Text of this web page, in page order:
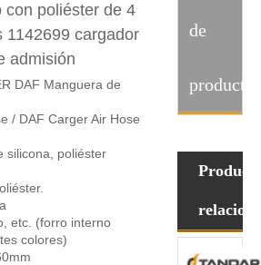
con poliéster de 4
1142699 cargador
admisión
DAF Manguera de
/ DAF Carger Air Hose
silicona, poliéster
etc. (forro interno
colores)
de
producto